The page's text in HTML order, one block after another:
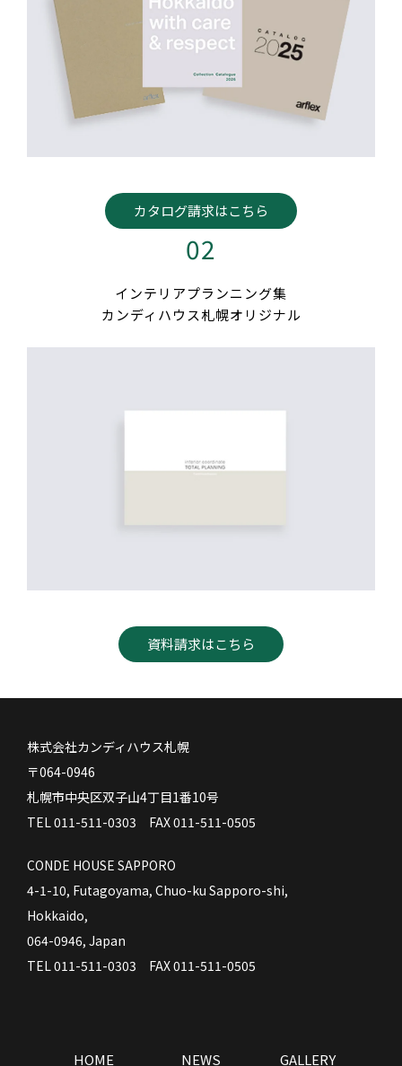
ご来店予約は こちら
カタログ請求はこちら
02
インテリアプランニング集
カンディハウス札幌オリジナル
資料請求はこちら
株式会社カンディハウス札幌
〒064-0946
札幌市中央区双子山4丁目1番10号
TEL 011-511-0303 FAX 011-511-0505
CONDE HOUSE SAPPORO
4-1-10, Futagoyama, Chuo-ku Sapporo-shi,
Hokkaido,
064-0946, Japan
TEL 011-511-0303 FAX 011-511-0505
HOME NEWS GALLERY